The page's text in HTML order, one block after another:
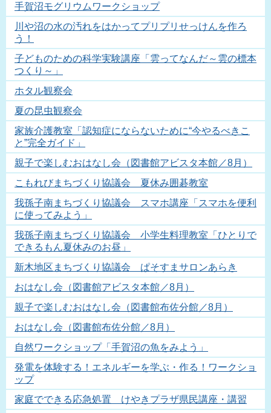
手賀沼モグリウムワークショップ
川や沼の水の汚れをはかってプリプリせっけんを作ろ
う！
子どものための科学実験講座「雲ってなんだ～雲の標本
つくり～」
ホタル観察会
夏の昆虫観察会
家族介護教室「認知症にならないために“今やるべきこ
と”完全ガイド」
親子で楽しむおはなし会（図書館アビスタ本館／8月）
こもれびまちづくり協議会 夏休み囲碁教室
我孫子南まちづくり協議会 スマホ講座「スマホを便利
に使ってみよう」
我孫子南まちづくり協議会 小学生料理教室「ひとりで
できるもん夏休みのお昼」
新木地区まちづくり協議会 ぱそすまサロンあらき
おはなし会（図書館アビスタ本館／8月）
親子で楽しむおはなし会（図書館布佐分館／8月）
おはなし会（図書館布佐分館／8月）
自然ワークショップ「手賀沼の魚をみよう」
発電を体験する！エネルギーを学ぶ・作る！ワークショ
ップ
家庭でできる応急処置 けやきプラザ県民講座・講習